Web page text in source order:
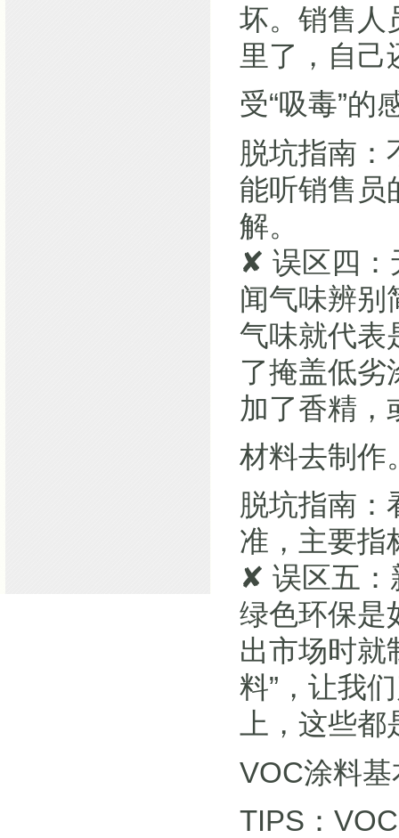
坏。销售人
里了，自己
受“吸毒”的
脱坑指南：
能听销售员
解。
✘ 误区四：
闻气味辨别
气味就代表
了掩盖低劣
加了香精，
材料去制作
脱坑指南：
准，主要指
✘ 误区五：
绿色环保是
出市场时就
料”，让我
上，这些都
VOC涂料
TIPS：